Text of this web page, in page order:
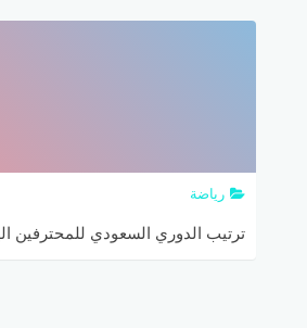
رياضة
ترتيب الدوري السعودي للمحترفين